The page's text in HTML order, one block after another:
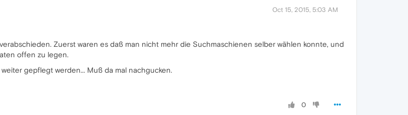
Oct 15, 2015, 5:03 AM
Zuerst waren es daß man nicht mehr die Suchmaschienen selber wählen konnte, und
offen zu legen.
gepflegt werden... Muß da mal nachgucken.
0